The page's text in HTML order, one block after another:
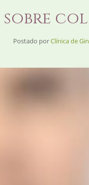
sobre
Postado porClínica de